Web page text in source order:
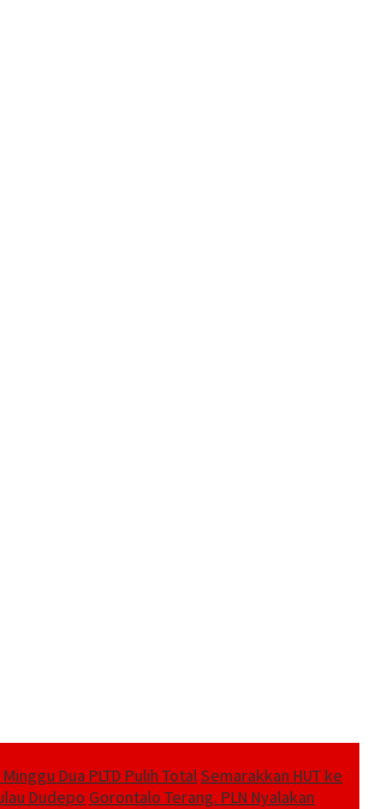
Dua PLTD Pulih TotalSemarakkan HUT ke
Dudepo Gorontalo Terang. PLN Nyalakan